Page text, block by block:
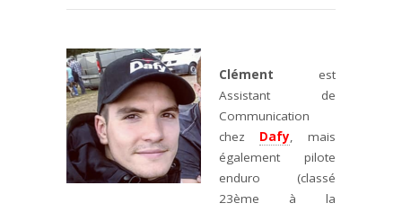
Clément est
Assistant de
Communication
chez Dafy, mais
également pilote
enduro (classé
23ème à la